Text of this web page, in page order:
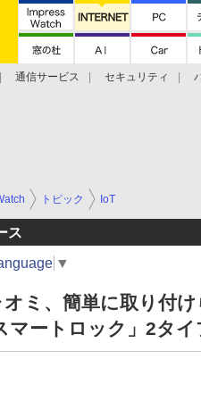
通信サービス セキュリティ
トピック IoT
ス
▼
オミ、簡単に取り付
マートロック」2タイ